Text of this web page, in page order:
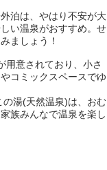
泊は、やはり不安が大
い温泉がおすすめ。せ
ましょう！
用意されており、小さ
コミックスペースでゆ
湯(天然温泉)は、おむ
族みんなで温泉を楽し